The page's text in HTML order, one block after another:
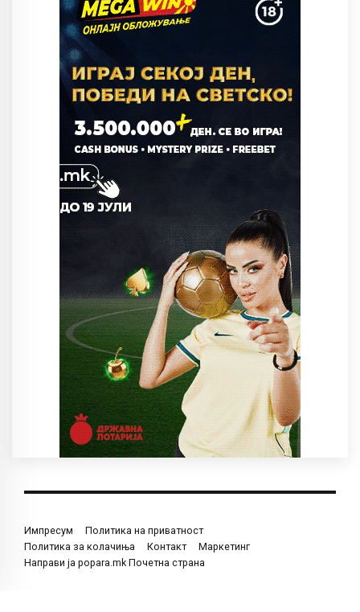
Импресум
Политика на приватност
Политика за колачиња
Контакт
Маркетинг
Направи ја popara.mk Почетна страна